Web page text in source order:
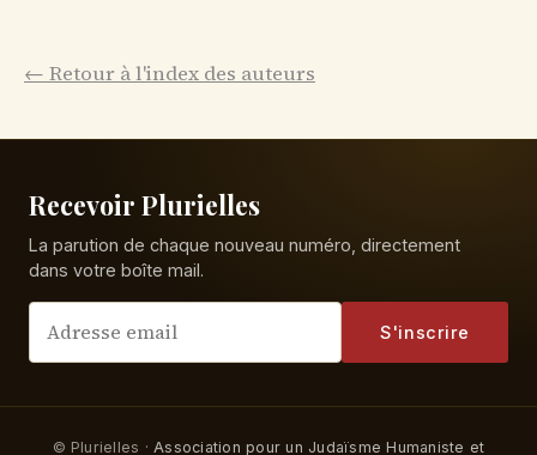
← Retour à l'index des auteurs
Recevoir Plurielles
La parution de chaque nouveau numéro, directement
dans votre boîte mail.
S'inscrire
© Plurielles · Association pour un Judaïsme Humaniste et